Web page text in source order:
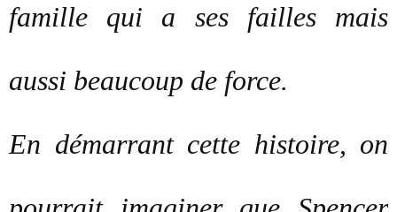
famille qui a ses failles mais
aussi beaucoup de force.
En démarrant cette histoire, on